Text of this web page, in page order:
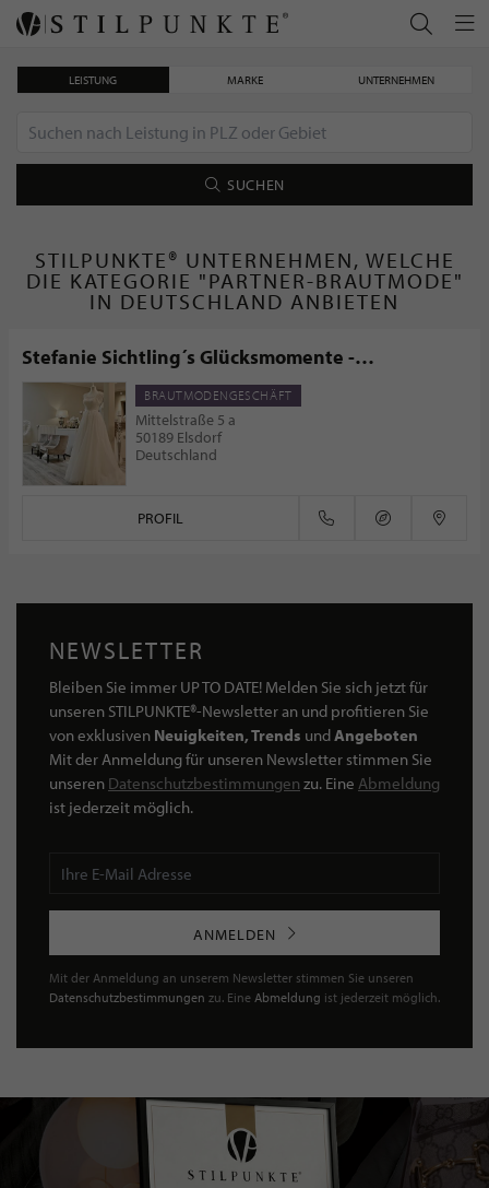
LEISTUNG MARKE UNTERNEHMEN
SUCHEN
STILPUNKTE® UNTERNEHMEN, WELCHE
DIE KATEGORIE "PARTNER-BRAUTMODE"
IN DEUTSCHLAND ANBIETEN
Stefanie Sichtling´s Glücksmomente -
Brautmoden & Kosmetik
BRAUTMODENGESCHÄFT
Mittelstraße 5 a
50189 Elsdorf
Deutschland
PROFIL
NEWSLETTER
Bleiben Sie immer UP TO DATE! Melden Sie sich jetzt für
unseren STILPUNKTE®-Newsletter an und profitieren Sie
von exklusiven Neuigkeiten, Trends undAngeboten
Mit der Anmeldung für unseren Newsletter stimmen Sie
unseren Datenschutzbestimmungen zu. Eine Abmeldung
ist jederzeit möglich.
ANMELDEN
Mit der Anmeldung an unserem Newsletter stimmen Sie unseren
Datenschutzbestimmungen zu. Eine Abmeldung ist jederzeit möglich.